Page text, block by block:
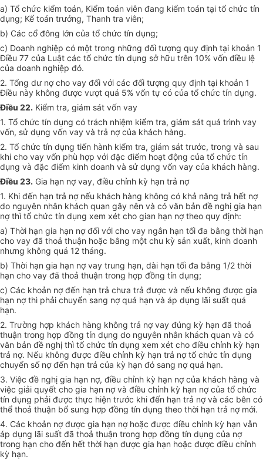
a) Tổ chức kiểm toán, Kiểm toán viên đang kiểm toán tại tổ chức tín
dụng; Kế toán trưởng, Thanh tra viên;
b) Các cổ đông lớn của tổ chức tín dụng;
c) Doanh nghiệp có một trong những đối tượng quy định tại khoản 1
Điều 77 của Luật các tổ chức tín dụng sở hữu trên 10% vốn điều lệ
của doanh nghiệp đó.
2. Tổng dư nợ cho vay đối với các đối tượng quy định tại khoản 1
Điều này không được vượt quá 5% vốn tự có của tổ chức tín dụng.
Điều 22. Kiểm tra, giám sát vốn vay
1. Tổ chức tín dụng có trách nhiệm kiểm tra, giám sát quá trình vay
vốn, sử dụng vốn vay và trả nợ của khách hàng.
2. Tổ chức tín dụng tiến hành kiểm tra, giám sát trước, trong và sau
khi cho vay vốn phù hợp với đặc điểm hoạt động của tổ chức tín
dụng và đặc điểm kinh doanh và sử dụng vốn vay của khách hàng.
Điều 23. Gia hạn nợ vay, điều chỉnh kỳ hạn trả nợ
1. Khi đến hạn trả nợ nếu khách hàng không có khả năng trả hết nợ
do nguyên nhân khách quan gây nên và có văn bản đề nghị gia hạn
nợ thì tổ chức tín dụng xem xét cho gian hạn nợ theo quy định:
a) Thời hạn gia hạn nợ đối với cho vay ngắn hạn tối đa bằng thời hạn
cho vay đã thoả thuận hoặc bằng một chu kỳ sản xuất, kinh doanh
nhưng không quá 12 tháng.
b) Thời hạn gia hạn nợ vay trung hạn, dài hạn tối đa bằng 1/2 thời
hạn cho vay đã thoả thuận trong hợp đồng tín dụng;
c) Các khoản nợ đến hạn trả chưa trả được và nếu không được gia
hạn nợ thì phải chuyển sang nợ quá hạn và áp dụng lãi suất quá
hạn.
2. Trường hợp khách hàng không trả nợ vay đúng kỳ hạn đã thoả
thuận trong hợp đồng tín dụng do nguyên nhân khách quan và có
văn bản đề nghị thì tổ chức tín dụng xem xét cho điều chỉnh kỳ hạn
trả nợ. Nếu không được điều chỉnh kỳ hạn trả nợ tổ chức tín dụng
chuyển số nợ đến hạn trả của kỳ hạn đó sang nợ quá hạn.
3. Việc đề nghị gia hạn nợ, điều chỉnh kỳ hạn nợ của khách hàng và
việc giải quyết cho gia hạn nợ và điều chỉnh kỳ hạn nợ của tổ chức
tín dụng phải được thực hiện trước khi đến hạn trả nợ và các bên có
thể thoả thuận bổ sung hợp đồng tín dụng theo thời hạn trả nợ mới.
4. Các khoản nợ được gia hạn nợ hoặc được điều chỉnh kỳ hạn vẫn
áp dụng lãi suất đã thoả thuận trong hợp đồng tín dụng của nợ
trong hạn cho đến hết thời hạn được gia hạn hoặc được điều chỉnh
kỳ hạn.